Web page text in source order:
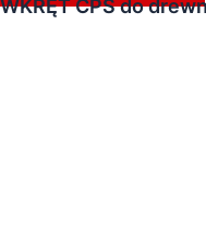
WKRĘT CPS do